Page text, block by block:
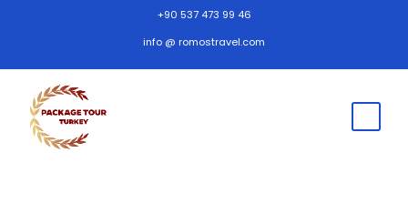
+90 537 473 99 46
info @ romostravel.com